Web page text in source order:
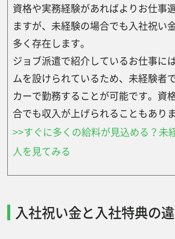
まとめ
資格や実務経験があればよりお仕事
ますが、未経験の場合でも入社祝い
多く存在します。
ジョブ派遣で紹介しているお仕事に
ムを設けられているため、未経験者
カーで勤務することが可能です。資
合でも収入が上げられることもありま
>>すぐに多くの給料が見込める？未
人を見てみる
入社祝い金と入社特典の